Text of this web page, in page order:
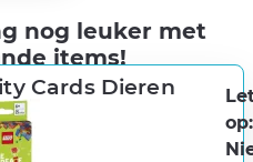
nog leuker met
items!
Cards Dieren
op: